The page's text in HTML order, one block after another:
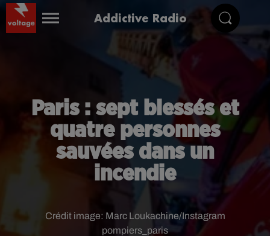
Addictive Radio
Paris : sept blessés et
quatre personnes
sauvées dans un
incendie
Crédit image: Marc Loukachine/Instagram
pompiers_paris